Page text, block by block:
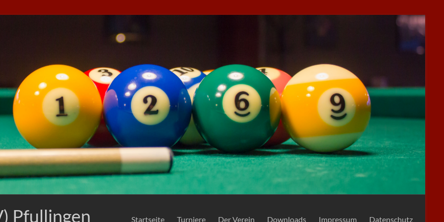
Pfullingen Startseite Turniere Der Verein Downloads Impressum Datenschutz